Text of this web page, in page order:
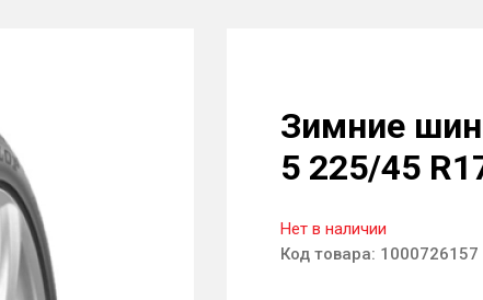
Зимние
5 225/45
Нет в наличии
Код товара: 1000726157